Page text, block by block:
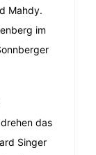
Mahdy.
im
das
Singer